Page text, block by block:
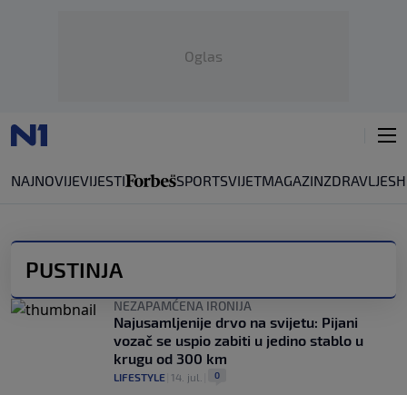
Oglas
NAJNOVIJEVIJESTI SPORTSVIJETMAGAZINZDRAVLJE
PUSTINJA
NEZAPAMĆENA IRONIJA
Najusamljenije drvo na svijetu: Pijani
vozač se uspio zabiti u jedino stablo u
krugu od 300 km
LIFESTYLE 14. jul. 0